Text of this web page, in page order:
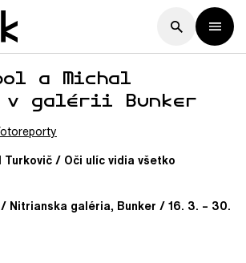
a Michal
v galérii Bunker
Turkovič / Oči ulíc vidia všetko
Nitrianska galéria, Bunker /16. 3. – 30.